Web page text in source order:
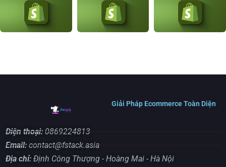
Giải Pháp Ecommerce Toàn Diện
Điện thoại: 0869224813
Email: contact@fstack.asia
Địa chỉ: Định Công Thượng - Hoàng Mai - Hà Nội